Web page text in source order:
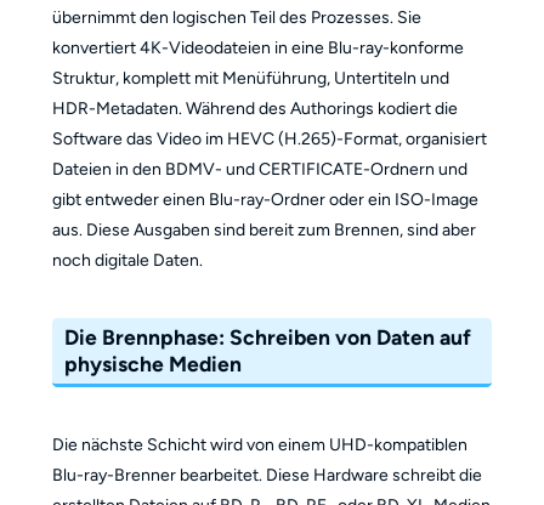
übernimmt den logischen Teil des Prozesses. Sie
konvertiert 4K-Videodateien in eine Blu-ray-konforme
Struktur, komplett mit Menüführung, Untertiteln und
HDR-Metadaten. Während des Authorings kodiert die
Software das Video im HEVC (H.265)-Format, organisiert
Dateien in den BDMV- und CERTIFICATE-Ordnern und
gibt entweder einen Blu-ray-Ordner oder ein ISO-Image
aus. Diese Ausgaben sind bereit zum Brennen, sind aber
noch digitale Daten.
Die Brennphase: Schreiben von Daten auf
physische Medien
Die nächste Schicht wird von einem UHD-kompatiblen
Blu-ray-Brenner bearbeitet. Diese Hardware schreibt die